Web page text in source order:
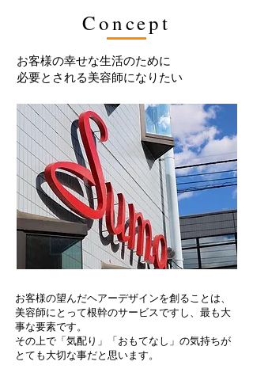
Concept
お客様の幸せな生活のために
必要とされる美容師になりたい
お客様の望んだヘアーデザインを創ることは、
美容師にとって根幹のサービスですし、最も大
事な要素です。
その上で「気配り」「おもてなし」の気持ちが
とても大切な事だと思います。